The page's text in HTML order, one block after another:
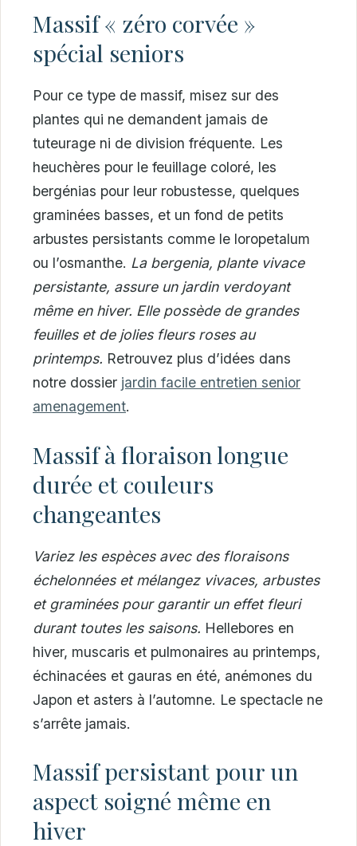
Massif « zéro corvée »
spécial seniors
Pour ce type de massif, misez sur des
plantes qui ne demandent jamais de
tuteurage ni de division fréquente. Les
heuchères pour le feuillage coloré, les
bergénias pour leur robustesse, quelques
graminées basses, et un fond de petits
arbustes persistants comme le loropetalum
ou l’osmanthe. La bergenia, plante vivace
persistante, assure un jardin verdoyant
même en hiver. Elle possède de grandes
feuilles et de jolies fleurs roses au
printemps. Retrouvez plus d’idées dans
notre dossier jardin facile entretien senior
amenagement.
Massif à floraison longue
durée et couleurs
changeantes
Variez les espèces avec des floraisons
échelonnées et mélangez vivaces, arbustes
et graminées pour garantir un effet fleuri
durant toutes les saisons. Hellebores en
hiver, muscaris et pulmonaires au printemps,
échinacées et gauras en été, anémones du
Japon et asters à l’automne. Le spectacle ne
s’arrête jamais.
Massif persistant pour un
aspect soigné même en
hiver